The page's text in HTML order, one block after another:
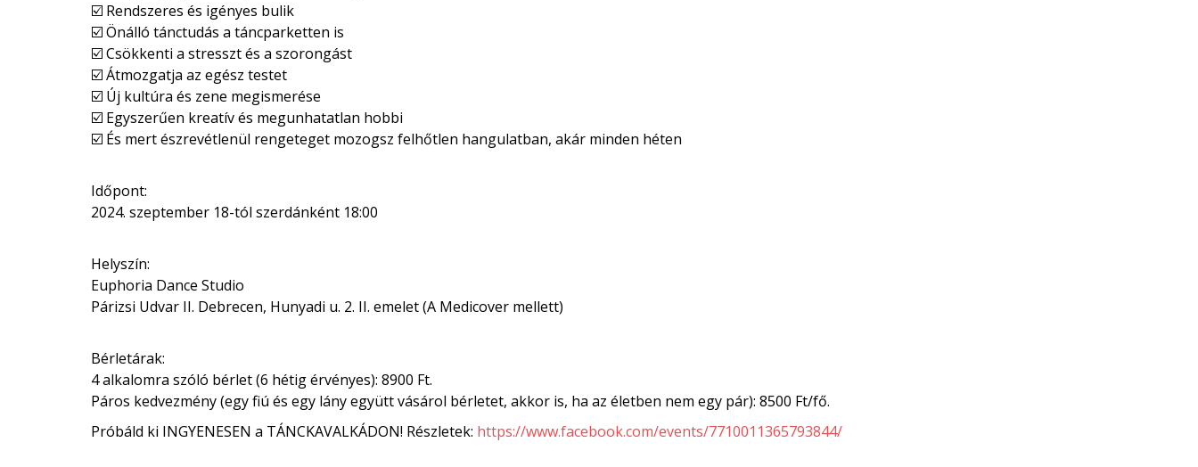
☑️ Rendszeres és igényes bulik
☑️ Önálló tánctudás a táncparketten is
☑️ Csökkenti a stresszt és a szorongást
☑️ Átmozgatja az egész testet
☑️ Új kultúra és zene megismerése
☑️ Egyszerűen kreatív és megunhatatlan hobbi
☑️ És mert észrevétlenül rengeteget mozogsz felhőtlen hangulatban, akár minden héten
Időpont:
2024. szeptember 18-tól szerdánként 18:00
Helyszín:
Euphoria Dance Studio
Párizsi Udvar II. Debrecen, Hunyadi u. 2. II. emelet (A Medicover mellett)
Bérletárak:
4 alkalomra szóló bérlet (6 hétig érvényes): 8900 Ft.
Páros kedvezmény (egy fiú és egy lány együtt vásárol bérletet, akkor is, ha az életben nem egy pár): 8500 Ft/fő.
Próbáld ki INGYENESEN a TÁNCKAVALKÁDON! Részletek: https://www.facebook.com/events/7710011365793844/